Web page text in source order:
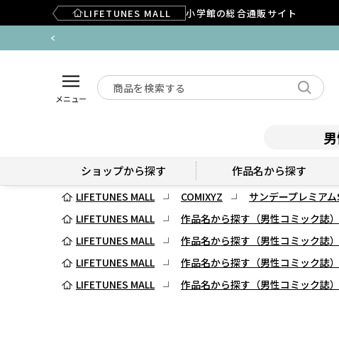
LIFETUNES MALL 小学館の総合通販サイト
メニュー
ショップから探す 作品名から探す
LIFETUNES MALL COMIXYZ サンデープレミア
LIFETUNES MALL
作品名から探す（男性コミック誌）
LIFETUNES MALL
作品名から探す（男性コミック誌）
LIFETUNES MALL
作品名から探す（男性コミック誌）
LIFETUNES MALL
作品名から探す（男性コミック誌）